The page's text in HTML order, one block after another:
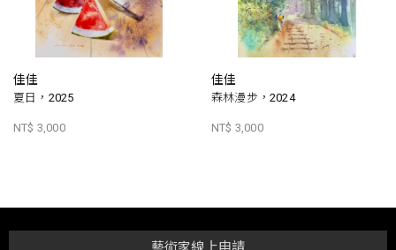
佳佳
夏日，2025
NT$ 3,000
佳佳
森林漫步，2024
NT$ 3,000